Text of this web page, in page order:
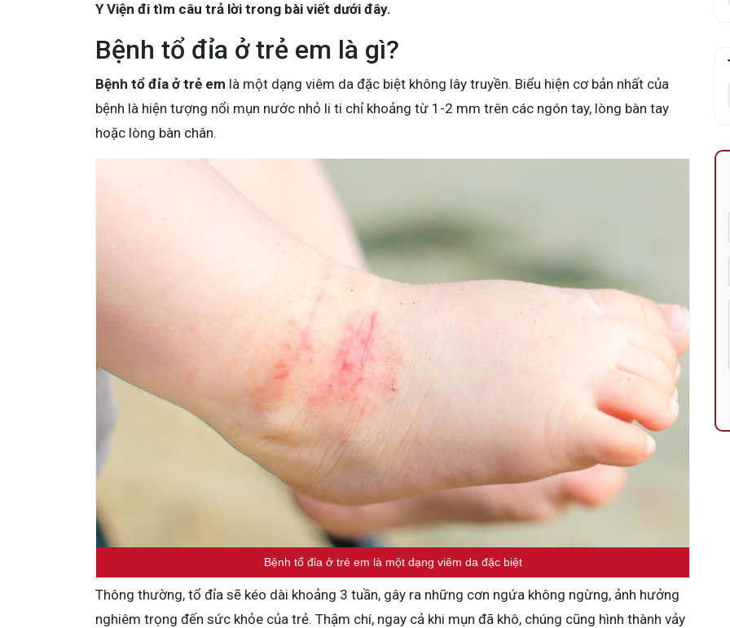
Y Viện đi tìm câu trả lời trong bài viết dưới đây.
Bệnh tổ đỉa ở trẻ em là gì?
Bệnh tổ đỉa ở trẻ em là một dạng viêm da đặc biệt không lây truyền. Biểu hiện cơ bản nhất của
bệnh là hiện tượng nổi mụn nước nhỏ li ti chỉ khoảng từ 1-2 mm trên các ngón tay, lòng bàn tay
hoặc lòng bàn chân.
Bệnh tổ đỉa ở trẻ em là một dạng viêm da đặc biệt
Thông thường, tổ đỉa sẽ kéo dài khoảng 3 tuần, gây ra những cơn ngứa không ngừng, ảnh hưởng
nghiêm trọng đến sức khỏe của trẻ. Thậm chí, ngay cả khi mụn đã khô, chúng cũng hình thành vảy